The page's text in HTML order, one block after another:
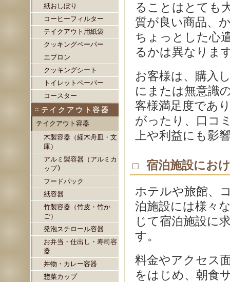
紙おしぼり
コーヒーフィルター
テイクアウト用紙袋
クッキングペーパー
エプロン
クッキングシート
トイレットペーパー
コースター
テイクアウト容器
テイクアウト容器
木製容器（経木舟皿・文
庫）
アルミ製容器（アルミカ
ップ)
フードパック
紙容器
竹製容器（竹皮・竹か
ご）
発泡スチロール容器
お弁当・仕出し・寿司容
器
丼物・カレー容器
惣菜カップ
ることはとても
質が良い商品、
ちょっとした心
るかは異なりま
お客様は、購入
にまたは無意識
客様満足度であ
がったり、口コ
上や利益にも影
☐ 宿泊施設にお
ホテルや旅館、
泊施設には様々
じて宿泊施設に
す。
料金やアクセス
をはじめ、朝食